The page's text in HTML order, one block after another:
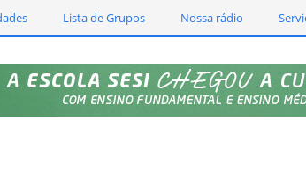
Lista de Grupos Nossa rádio